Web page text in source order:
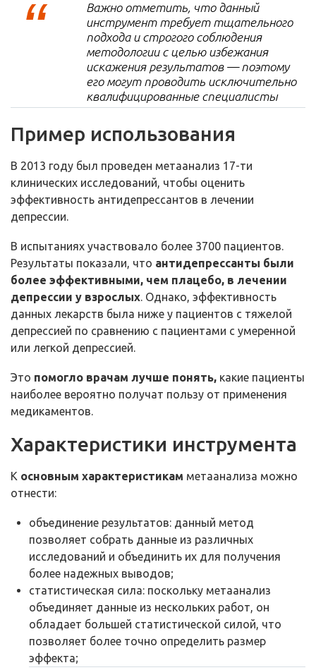
Важно отметить, что данный
инструмент требует тщательного
подхода и строгого соблюдения
методологии с целью избежания
искажения результатов — поэтому
его могут проводить исключительно
квалифицированные специалисты
Пример использования
В 2013 году был проведен метаанализ 17-ти
клинических исследований, чтобы оценить
эффективность антидепрессантов в лечении
депрессии.
В испытаниях участвовало более 3700 пациентов.
Результаты показали, что антидепрессанты были
более эффективными, чем плацебо, в лечении
депрессии у взрослых. Однако, эффективность
данных лекарств была ниже у пациентов с тяжелой
депрессией по сравнению с пациентами с умеренной
или легкой депрессией.
Это помогло врачам лучше понять, какие пациенты
наиболее вероятно получат пользу от применения
медикаментов.
Характеристики инструмента
К основным характеристикам метаанализа можно
отнести:
объединение результатов: данный метод
позволяет собрать данные из различных
исследований и объединить их для получения
более надежных выводов;
статистическая сила: поскольку метаанализ
объединяет данные из нескольких работ, он
обладает большей статистической силой, что
позволяет более точно определить размер
эффекта;